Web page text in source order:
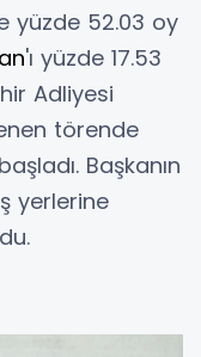
yüzde 52.03 oy
'ı yüzde 17.53
Adliyesi
törende
Başkanın
yerlerine